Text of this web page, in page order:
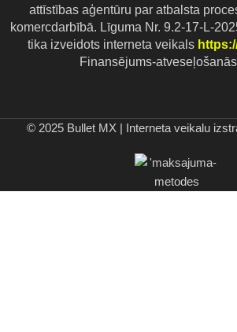
attīstības aģentūru par atbalsta
komercdarbībā. Līguma Nr. 9.2-17-L-
tika izveidots interneta veikals
Finansējums-
© 2025 Bullet MX | Interneta veikalu